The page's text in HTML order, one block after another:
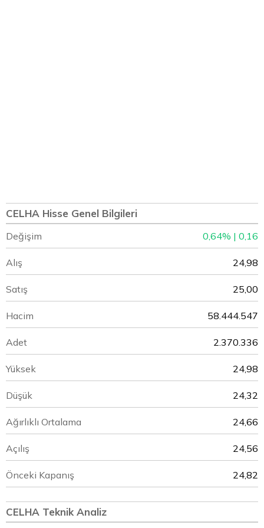
CELHA Hisse Genel Bilgileri
Değişim 0,64% | 0,16
Alış 24,98
Satış 25,00
Hacim 58.444.547
Adet 2.370.336
Yüksek 24,98
Düşük 24,32
Ağırlıklı Ortalama 24,66
Açılış 24,56
Önceki Kapanış 24,82
CELHA Teknik Analiz